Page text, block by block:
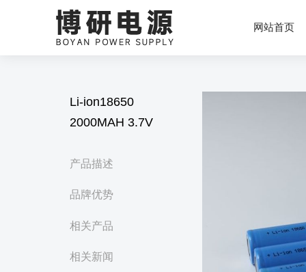
网站首页
Li-ion18650
2000MAH 3.7V
产品描述
品牌优势
相关产品
相关新闻